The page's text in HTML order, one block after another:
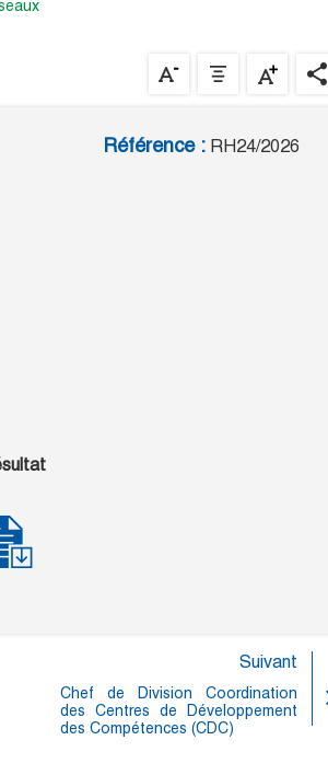
Référence : RH24/2026
Chef de Division Coordination
des Centres de Développement
des Compétences (CDC)
Suivant